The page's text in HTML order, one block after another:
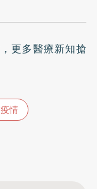
，更多醫療新知搶
疫情